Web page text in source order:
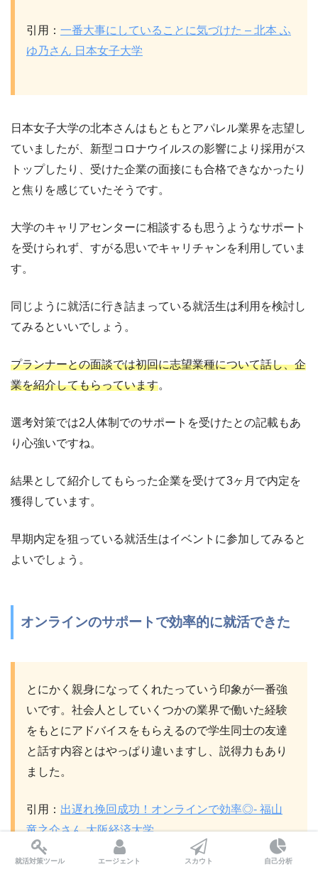
引用： 一番大事にしていることに気づけた – 北本 ふ
ゆ乃さん 日本女子大学
日本女子大学の北本さんはもともとアパレル業界を志望し
ていましたが、新型コロナウイルスの影響により採用がス
トップしたり、受けた企業の面接にも合格できなかったり
と焦りを感じていたそうです。
大学のキャリアセンターに相談するも思うようなサポート
を受けられず、すがる思いでキャリチャンを利用していま
す。
同じように就活に行き詰まっている就活生は利用を検討し
てみるといいでしょう。
プランナーとの面談では初回に志望業種について話し、企
業を紹介してもらっています。
選考対策では2人体制でのサポートを受けたとの記載もあ
り心強いですね。
結果として紹介してもらった企業を受けて3ヶ月で内定を
獲得しています。
早期内定を狙っている就活生はイベントに参加してみると
よいでしょう。
オンラインのサポートで効率的に就活できた
とにかく親身になってくれたっていう印象が一番強
いです。社会人としていくつかの業界で働いた経験
をもとにアドバイスをもらえるので学生同士の友達
と話す内容とはやっぱり違いますし、説得力もあり
ました。
引用： 出遅れ挽回成功！オンラインで効率◎- 福山
竜之介さん 大阪経済大学
就活対策ツール エージェント スカウト 自己分析